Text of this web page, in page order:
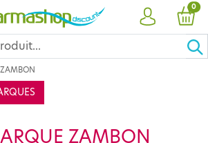
COMPTE
0
ZAMBON
ZAMBON